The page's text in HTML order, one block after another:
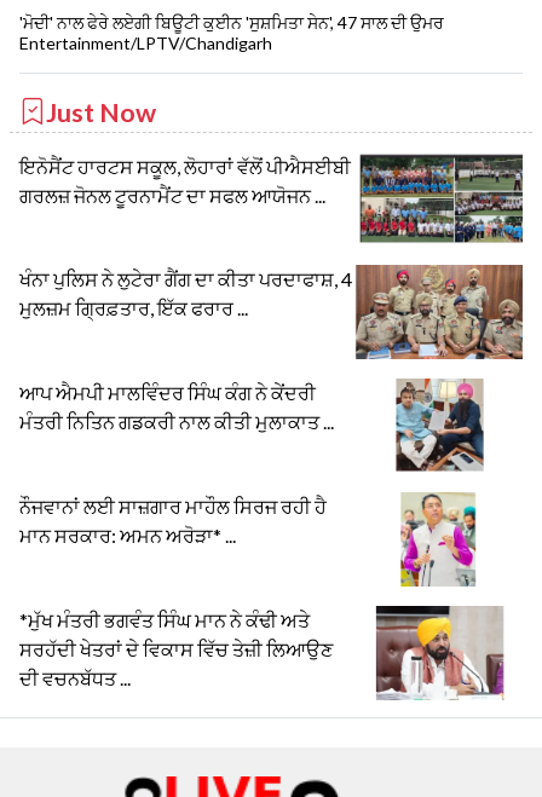
'ਮੋਦੀ' ਨਾਲ ਫੇਰੇ ਲਏਗੀ ਬਿਊਟੀ ਕੁਈਨ 'ਸੁਸ਼ਮਿਤਾ ਸੇਨ', 47 ਸਾਲ ਦੀ ਉਮਰ
Entertainment/LPTV/Chandigarh
Just Now
ਇਨੋਸੈਂਟ ਹਾਰਟਸ ਸਕੂਲ, ਲੋਹਾਰਾਂ ਵੱਲੋਂ ਪੀਐਸਈਬੀ
ਗਰਲਜ਼ ਜੋਨਲ ਟੂਰਨਾਮੈਂਟ ਦਾ ਸਫਲ ਆਯੋਜਨ ...
ਖੰਨਾ ਪੁਲਿਸ ਨੇ ਲੁਟੇਰਾ ਗੈਂਗ ਦਾ ਕੀਤਾ ਪਰਦਾਫਾਸ਼, 4
ਮੁਲਜ਼ਮ ਗ੍ਰਿਫ਼ਤਾਰ, ਇੱਕ ਫਰਾਰ ...
ਆਪ ਐਮਪੀ ਮਾਲਵਿੰਦਰ ਸਿੰਘ ਕੰਗ ਨੇ ਕੇਂਦਰੀ
ਮੰਤਰੀ ਨਿਤਿਨ ਗਡਕਰੀ ਨਾਲ ਕੀਤੀ ਮੁਲਾਕਾਤ ...
ਨੌਜਵਾਨਾਂ ਲਈ ਸਾਜ਼ਗਾਰ ਮਾਹੌਲ ਸਿਰਜ ਰਹੀ ਹੈ
ਮਾਨ ਸਰਕਾਰ: ਅਮਨ ਅਰੋੜਾ* ...
*ਮੁੱਖ ਮੰਤਰੀ ਭਗਵੰਤ ਸਿੰਘ ਮਾਨ ਨੇ ਕੰਢੀ ਅਤੇ
ਸਰਹੱਦੀ ਖੇਤਰਾਂ ਦੇ ਵਿਕਾਸ ਵਿੱਚ ਤੇਜ਼ੀ ਲਿਆਉਣ
ਦੀ ਵਚਨਬੱਧਤ ...